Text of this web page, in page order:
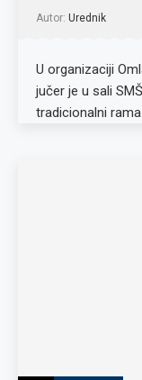
Autor: Urednik
U organizaciji
jučer je u sali
tradicionalni